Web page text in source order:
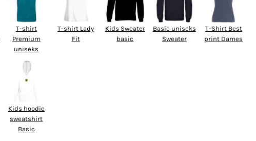
T-shirt
Premium
uniseks
T-shirt Lady
Fit
Kids Sweater
basic
Basic uniseks
Sweater
T-Shirt Best
print Dames
Kids hoodie
sweatshirt
Basic